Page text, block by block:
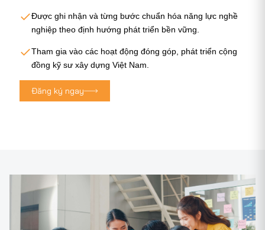
Được ghi nhận và từng bước chuẩn hóa năng lực nghề
nghiệp theo định hướng phát triển bền vững.
Tham gia vào các hoạt động đóng góp, phát triển cộng
đồng kỹ sư xây dựng Việt Nam.
Đăng ký ngay